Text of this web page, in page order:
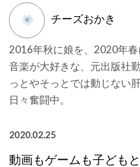
チーズおかき
2016年秋に娘を、2020年
音楽が大好きな、元出版社
っとやそっとでは動じない
日々奮闘中。
2020.02.25
動画もゲームも子ども